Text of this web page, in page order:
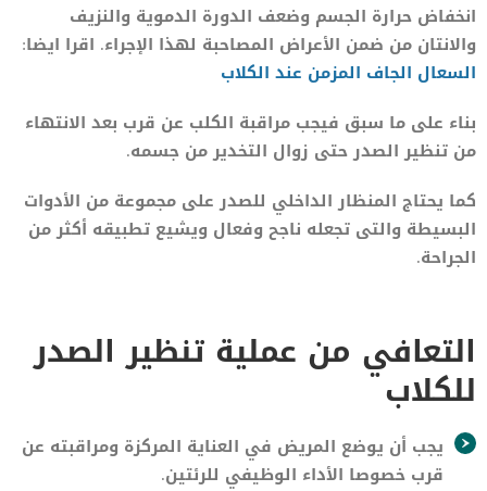
انخفاض حرارة الجسم وضعف الدورة الدموية والنزيف
والانتان من ضمن الأعراض المصاحبة لهذا الإجراء. اقرا ايضا:
السعال الجاف المزمن عند الكلاب
بناء على ما سبق فيجب مراقبة الكلب عن قرب بعد الانتهاء
من تنظير الصدر حتى زوال التخدير من جسمه.
كما يحتاج المنظار الداخلي للصدر على مجموعة من الأدوات
البسيطة والتى تجعله ناجح وفعال ويشيع تطبيقه أكثر من
الجراحة.
التعافي من عملية تنظير الصدر
للكلاب
يجب أن يوضع المريض في العناية المركزة ومراقبته عن
قرب خصوصا الأداء الوظيفي للرئتين.